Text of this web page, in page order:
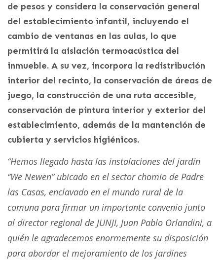
de pesos y considera la conservación general
del establecimiento infantil, incluyendo el
cambio de ventanas en las aulas, lo que
permitirá la aislación termoacústica del
inmueble. A su vez, incorpora la redistribución
interior del recinto, la conservación de áreas de
juego, la construcción de una ruta accesible,
conservación de pintura interior y exterior del
establecimiento, además de la mantención de
cubierta y servicios higiénicos.
“Hemos llegado hasta las instalaciones del jardín
“We Newen” ubicado en el sector chomio de Padre
las Casas, enclavado en el mundo rural de la
comuna para firmar un importante convenio junto
al director regional de JUNJI, Juan Pablo Orlandini, a
quién le agradecemos enormemente su disposición
para abordar el mejoramiento de los jardines